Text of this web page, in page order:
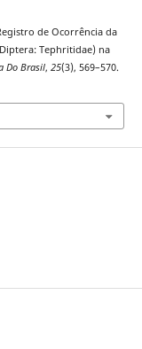
de Ocorrência da
Tephritidae) na
Do Brasil, 25(3), 569–570.